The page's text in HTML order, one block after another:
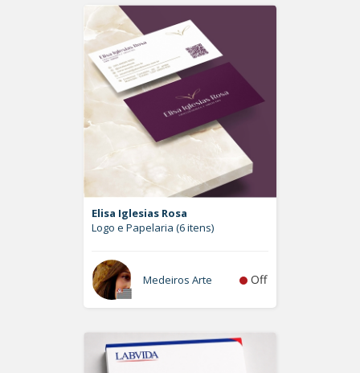
Elisa Iglesias Rosa
Logo e Papelaria (6 itens)
Medeiros Arte Off